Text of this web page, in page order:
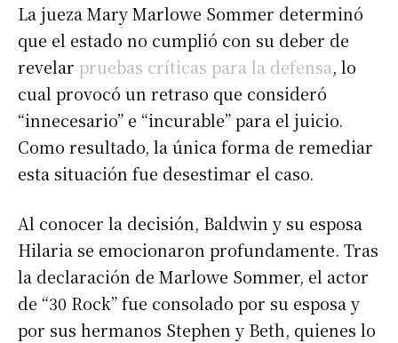
La jueza Mary Marlowe Sommer determinó
que el estado no cumplió con su deber de
revelar pruebas críticas para la defensa, lo
cual provocó un retraso que consideró
“innecesario” e “incurable” para el juicio.
Como resultado, la única forma de remediar
esta situación fue desestimar el caso.
Al conocer la decisión, Baldwin y su esposa
Hilaria se emocionaron profundamente. Tras
la declaración de Marlowe Sommer, el actor
de “30 Rock” fue consolado por su esposa y
por sus hermanos Stephen y Beth, quienes lo